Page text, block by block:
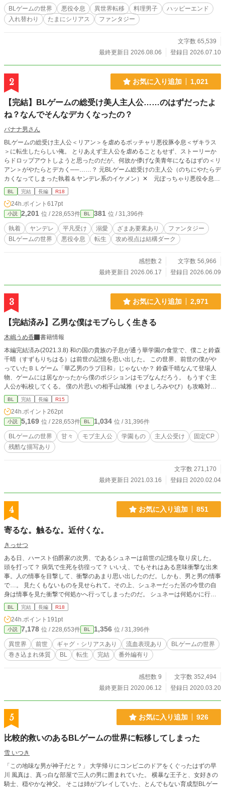
約まで――。 【毎日20時更新。本編31話＋番外編で完結】 ※R18は後半に少々
程度です（サブタイトルに✴︎マークをつけてあります） ※ムーンライトノベル
ズでも掲載中
BLゲームの世界 悪役令息 異世界転移 料理男子
ハッピーエンド
入れ替わり
たまにシリアス ファンタジー
文字数 65,539
最終更新日 2026.08.06
登録日 2026.07.10
2 お気に入り追加 1,021
【完結】BLゲームの総受け美人主人公……のはずだったよ
ね？なんでそんなデカくなったの？
バナナ男さん
BLゲームの総受け主人公＜リアン＞を虐めるボッチャリ悪役豚令息＜ザキラス
＞に転生したらしい俺。 とりあえず主人公を虐めることもせず、ストーリーか
らドロップアウトしようと思ったのだが、何故か儚げな美青年になるはずの＜リ
アン＞がやたらとデカく──……？ 元BLゲーム総受けの主人公（のちにやたらデ
カくなってしまった執着＆ヤンデレ系のイケメン）✕ 元ぽっちゃり悪役令息
（のちに普通体型、平凡マイペース男） 主人公視点は、どちらかというとギャ
クテイストですが、攻め視点はダーク路線なので、スカッとハッピーエンドがお
好みの方は主人公視点でどうかページを閉じて下さいεミ(o_□_)o
BL 完結 長編 R18
24h.ポイント 617pt
小説 2,201 位 / 228,653件 BL 381 位 / 31,396件
執着 ヤンデレ 平凡受け 溺愛 ざまあ要素あり
ファンタジー
BLゲームの世界
悪役令息 転生 攻め視点は結構ダーク
感想数 2
文字数 56,966
最終更新日 2026.06.17
登録日 2026.06.09
3 お気に入り追加 2,971
【完結済み】乙男な僕はモブらしく生きる
木嶋うめ香
書籍情報
本編完結済み(2021.3.8) 和の国の貴族の子息が通う華学園の食堂で、僕こと鈴森
千晴（すずもりちはる）は前世の記憶を思い出した。 この世界、前世の僕がや
っていたＢＬゲーム「華乙男のラブ日和」じゃないか？ 鈴森千晴なんて登場人
物、ゲームには居なかったから僕のポジションはモブなんだろう。 もうすぐ主
人公が転校してくる。 僕の片思いの相手山城雅（やましろみやび）も攻略対象
者の一人だ。 これから僕は主人公と雅が仲良くなっていくのを見てなきゃいけ
ないのか。 片思いだって分ってるから、諦めなきゃいけないのは分ってるけ
ど、やっぱり辛いよどうしたらいいんだろう。
BL 完結 長編 R15
24h.ポイント 262pt
小説 5,169 位 / 228,653件 BL 1,034 位 / 31,396件
BLゲームの世界 甘々 モブ主人公 学園もの 主人公受け
固定CP
残酷な描写あり
文字数 271,170
最終更新日 2021.03.16
登録日 2020.02.04
4 お気に入り追加 851
寄るな。触るな。近付くな。
きっせつ
ある日、ハースト伯爵家の次男、であるシュネーは前世の記憶を取り戻した。
頭を打って？ 病気で生死を彷徨って？ いいえ、でもそれはある意味衝撃な出来
事。人の情事を目撃して、衝撃のあまり思い出したのだ。しかも、男と男の情事
で…。 見たくもないものを見せられて。その上、シュネーだった筈の今世の自
身は情事を見た衝撃で何処かへ行ってしまったのだ。 シュネーは何処かに行っ
てしまった今世の自身の代わりにシュネーを変態から守りつつ、貴族や騎士がい
るフェルメルン王国で生きていく。 しかし問題は山積みで、情事を目撃した事
でエリアスという侯爵家嫡男にも目を付けられてしまう。シュネーは今世の自身
が帰ってくるまで自身を守りきれるのか。 ーーーーーーーーーーー 初めての投
稿です。 結構ノリに任せて書いているのでかなり読み辛いし、分かり辛いかも
しれませんがよろしくお願いします。主人公がボーイズでラブするのはかなり先
になる予定です。 ※ストックが切れ次第緩やかに投稿していきます。
BL 完結 長編 R18
24h.ポイント 191pt
小説 7,178 位 / 228,653件 BL 1,356 位 / 31,396件
異世界 前世 ギャグ・シリアスあり 流血表現あり
BLゲームの世界
巻き込まれ体質
BL 転生 完結 番外編有り
感想数 9
文字数 352,494
最終更新日 2020.06.12
登録日 2020.03.20
5 お気に入り追加 926
比較的救いのあるBLゲームの世界に転移してしまった
雪 いつき
「この地味な男が神子だと？」 大学帰りにコンビニのドアをくぐったはずの早
川 風真は、真っ白な部屋で三人の男に囲まれていた。 横暴な王子と、女好きの
騎士、穏やかな神父。 そこは姉がプレイしていた、とんでもない育成型BLゲー